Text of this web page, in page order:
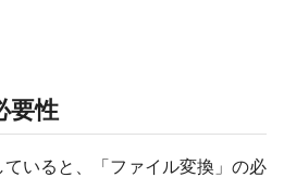
要性
いると、「ファイル変換」の必